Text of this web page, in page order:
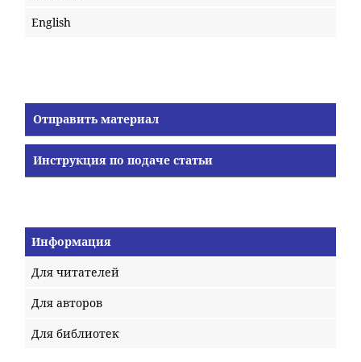
English
Отправить материал
Инструкция по подаче статьи
Информация
Для читателей
Для авторов
Для библиотек